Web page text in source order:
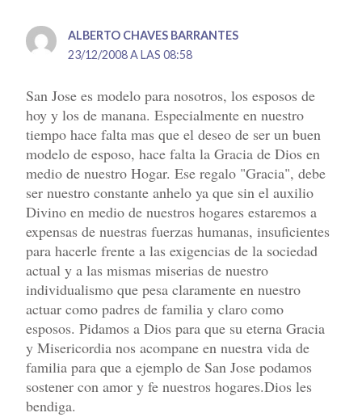
ALBERTO CHAVES BARRANTES
23/12/2008 A LAS 08:58
San Jose es modelo para nosotros, los esposos de
hoy y los de manana. Especialmente en nuestro
tiempo hace falta mas que el deseo de ser un buen
modelo de esposo, hace falta la Gracia de Dios en
medio de nuestro Hogar. Ese regalo "Gracia", debe
ser nuestro constante anhelo ya que sin el auxilio
Divino en medio de nuestros hogares estaremos a
expensas de nuestras fuerzas humanas, insuficientes
para hacerle frente a las exigencias de la sociedad
actual y a las mismas miserias de nuestro
individualismo que pesa claramente en nuestro
actuar como padres de familia y claro como
esposos. Pidamos a Dios para que su eterna Gracia
y Misericordia nos acompane en nuestra vida de
familia para que a ejemplo de San Jose podamos
sostener con amor y fe nuestros hogares.Dios les
bendiga.